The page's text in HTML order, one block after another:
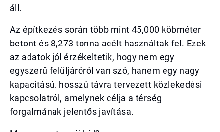
áll.
Az építkezés során több mint 45,000 köbméter
betont és 8,273 tonna acélt használtak fel. Ezek
az adatok jól érzékeltetik, hogy nem egy
egyszerű felüljáróról van szó, hanem egy nagy
kapacitású, hosszú távra tervezett közlekedési
kapcsolatról, amelynek célja a térség
forgalmának jelentős javítása.